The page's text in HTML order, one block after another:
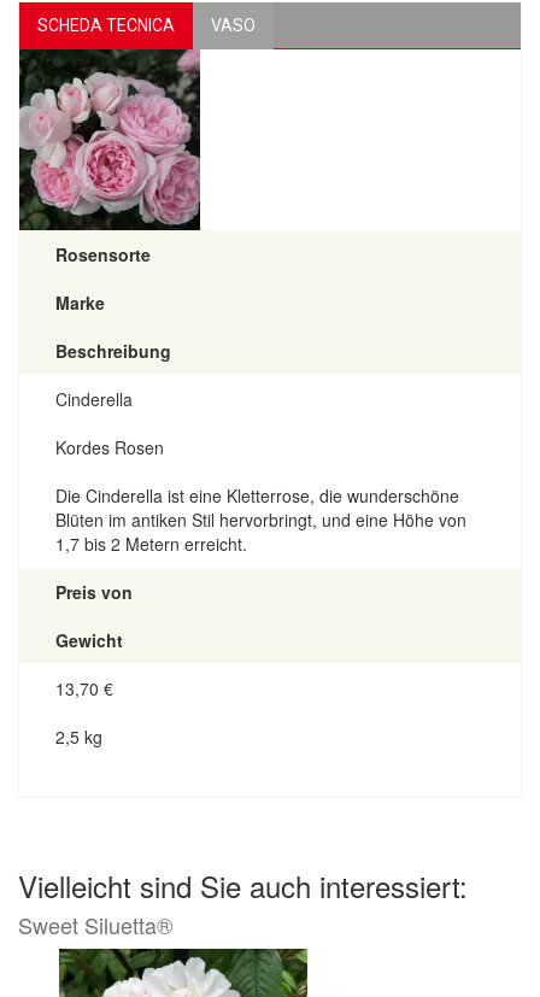
SCHEDA TECNICA VASO
Rosensorte
Marke
Beschreibung
Cinderella
Kordes Rosen
Die Cinderella ist eine Kletterrose, die wunderschöne
Blüten im antiken Stil hervorbringt, und eine Höhe von
1,7 bis 2 Metern erreicht.
Preis von
Gewicht
13,70 €
2,5 kg
Vielleicht sind Sie auch interessiert:
Sweet Siluetta®